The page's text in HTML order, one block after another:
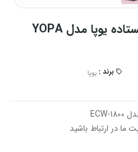
کارواش 180 بار دینامی ایستاده یوپا مدل YOPA
برند : یوپا
ما در ارتباط باشید